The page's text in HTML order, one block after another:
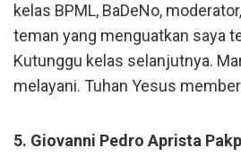
kelas BPML, BaDeNo,
teman yang menguatkan saya
Kutunggu kelas selanjutnya.
melayani. Tuhan Yesus
5. Giovanni Pedro Aprista